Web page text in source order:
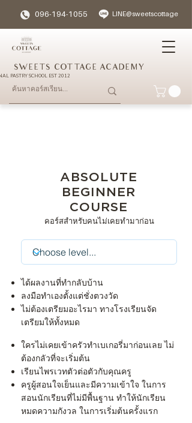
SWEETS COTTAGE ACADEMY
PASTRY SCHOOL EST 2012
096-194-1055 LINE@sweetscottage
ABSOLUTE
BEGINNER
COURSE
คอร์สสำหรับคนไม่เคยทำมาก่อน
ได้ผลงานที่ทำกลับบ้าน
ลงมือทำเองตั้งแต่ชั่งตวงวัด
ไม่ต้องเตรียมอะไรมา ทางโรงเรียนจัด
เตรียมให้ทั้งหมด
ใครไม่เคยเข้าครัวทำเบเกอรี่มาก่อนเลย ไม่
ต้องกลัวที่จะเริ่มต้น
เรียนไพรเวทตัวต่อตัวกับคุณครู
ครูผู้สอนใจเย็นและมีความเข้าใจ ในการ
สอนนักเรียนที่ไม่มีพื้นฐาน ทำให้นักเรียน
หมดความกังวล ในการเริ่มต้นครั้งแรก